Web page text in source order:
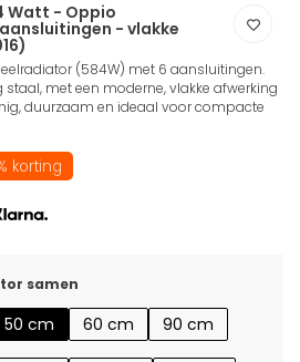
Watt - Oppio
- vlakke
(584W) met 6 aansluitingen.
met een moderne, vlakke afwerking
duurzaam en ideaal voor compacte
korting
samen
50 cm 60 cm 90 cm